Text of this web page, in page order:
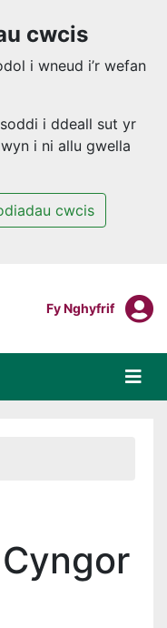
cwcis
i wneud i’r wefan
i ddeall sut yr
i ni allu gwella
cwcis
Mewngofnodi I
Fy Nghyfrif